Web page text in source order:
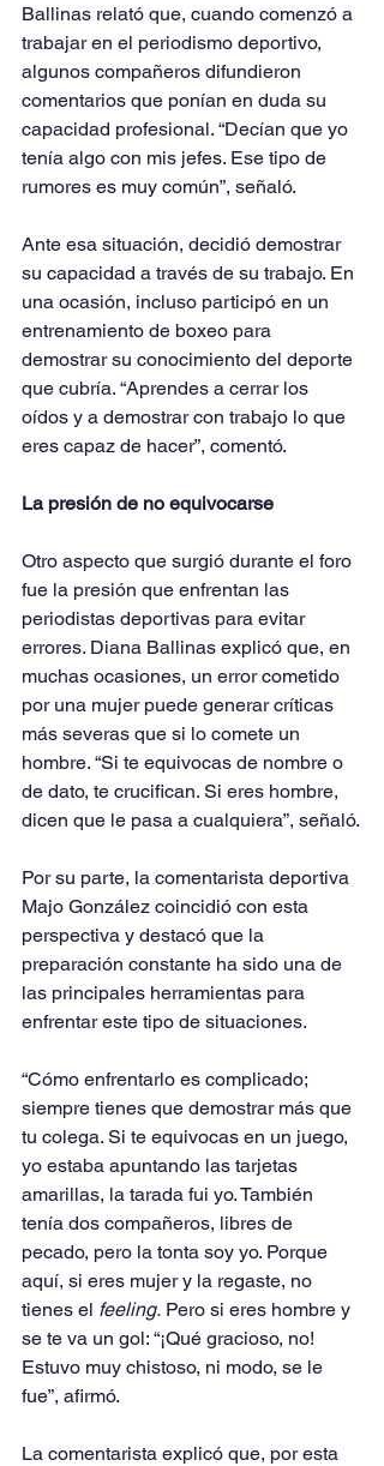
Ballinas relató que, cuando comenzó a
trabajar en el periodismo deportivo,
algunos compañeros difundieron
comentarios que ponían en duda su
capacidad profesional. “Decían que yo
tenía algo con mis jefes. Ese tipo de
rumores es muy común”, señaló.
Ante esa situación, decidió demostrar
su capacidad a través de su trabajo. En
una ocasión, incluso participó en un
entrenamiento de boxeo para
demostrar su conocimiento del deporte
que cubría. “Aprendes a cerrar los
oídos y a demostrar con trabajo lo que
eres capaz de hacer”, comentó.
La presión de no equivocarse
Otro aspecto que surgió durante el foro
fue la presión que enfrentan las
periodistas deportivas para evitar
errores. Diana Ballinas explicó que, en
muchas ocasiones, un error cometido
por una mujer puede generar críticas
más severas que si lo comete un
hombre. “Si te equivocas de nombre o
de dato, te crucifican. Si eres hombre,
dicen que le pasa a cualquiera”, señaló.
Por su parte, la comentarista deportiva
Majo González coincidió con esta
perspectiva y destacó que la
preparación constante ha sido una de
las principales herramientas para
enfrentar este tipo de situaciones.
“Cómo enfrentarlo es complicado;
siempre tienes que demostrar más que
tu colega. Si te equivocas en un juego,
yo estaba apuntando las tarjetas
amarillas, la tarada fui yo. También
tenía dos compañeros, libres de
pecado, pero la tonta soy yo. Porque
aquí, si eres mujer y la regaste, no
tienes el feeling. Pero si eres hombre y
se te va un gol: “¡Qué gracioso, no!
Estuvo muy chistoso, ni modo, se le
fue”, afirmó.
La comentarista explicó que, por esta